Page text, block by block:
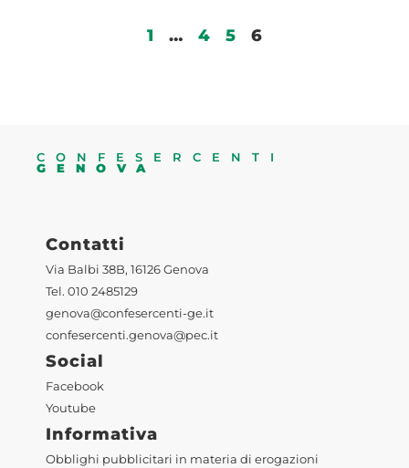
1 … 4 5 6
CONFESERCENTI
GENOVA
Contatti
Via Balbi 38B, 16126 Genova
Tel. 010 2485129
genova@confesercenti-ge.it
confesercenti.genova@pec.it
Social
Facebook
Youtube
Informativa
Obblighi pubblicitari in materia di erogazioni